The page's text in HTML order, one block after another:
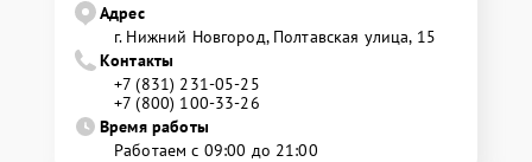
Адрес
г. Нижний Новгород, Полтавская улица, 15
Контакты
+7 (831) 231-05-25
+7 (800) 100-33-26
Время работы
Работаем с 09:00 до 21:00